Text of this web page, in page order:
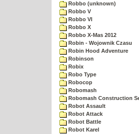
Robbo (unknown)
Robbo V
Robbo VI
Robbo X
Robbo X-Mas 2012
Robin - Wojownik Czasu
Robin Hood Adventure
Robinson
Robix
Robo Type
Robocop
Robomash
Robomash Construction
Robot Assault
Robot Attack
Robot Battle
Robot Karel